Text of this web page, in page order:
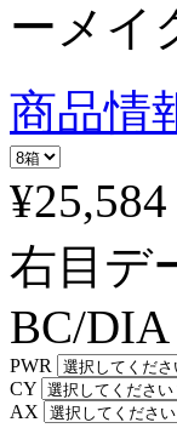
ーメイ
商品情
¥25,584
右目デ
BC/DIA
PWR
CY
AX